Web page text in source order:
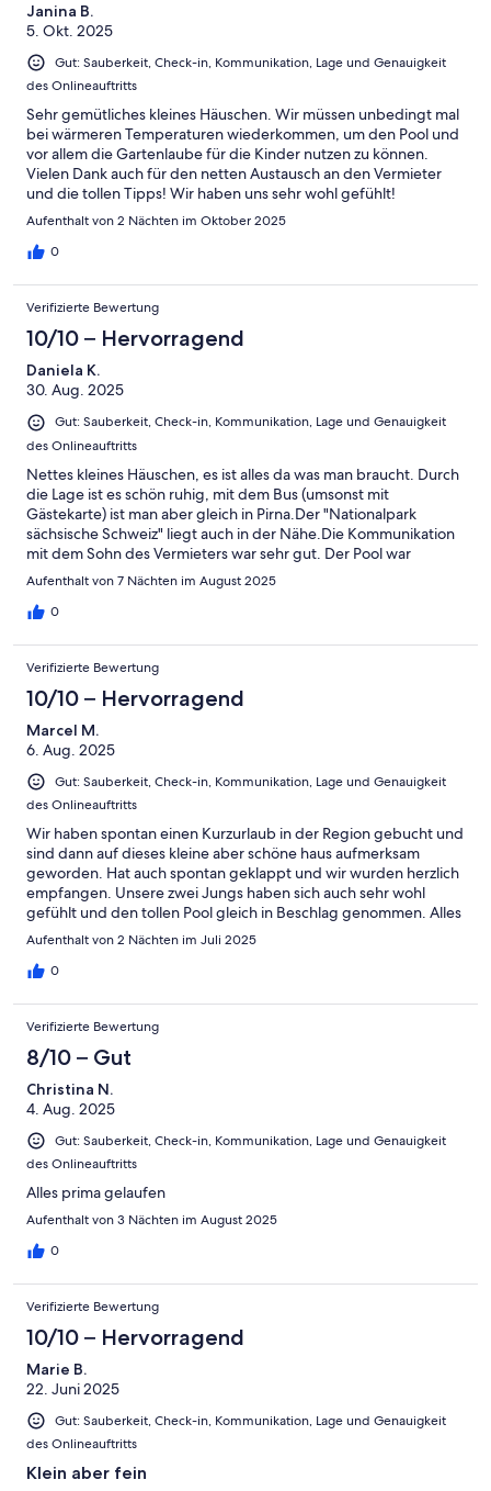
Janina B.
5. Okt. 2025
Gut: Sauberkeit, Check-in, Kommunikation, Lage und Genauigkeit
des Onlineauftritts
Sehr gemütliches kleines Häuschen. Wir müssen unbedingt mal
bei wärmeren Temperaturen wiederkommen, um den Pool und
vor allem die Gartenlaube für die Kinder nutzen zu können.
Vielen Dank auch für den netten Austausch an den Vermieter
und die tollen Tipps! Wir haben uns sehr wohl gefühlt!
Aufenthalt von 2 Nächten im Oktober 2025
0
Verifizierte Bewertung
10/10 – Hervorragend
Daniela K.
30. Aug. 2025
Gut: Sauberkeit, Check-in, Kommunikation, Lage und Genauigkeit
des Onlineauftritts
Nettes kleines Häuschen, es ist alles da was man braucht. Durch
die Lage ist es schön ruhig, mit dem Bus (umsonst mit
Gästekarte) ist man aber gleich in Pirna.Der "Nationalpark
sächsische Schweiz" liegt auch in der Nähe.Die Kommunikation
mit dem Sohn des Vermieters war sehr gut. Der Pool war
erfrischend. Die Möglichkeit zum Grillen haben wir auch
Aufenthalt von 7 Nächten im August 2025
0
Verifizierte Bewertung
10/10 – Hervorragend
Marcel M.
6. Aug. 2025
Gut: Sauberkeit, Check-in, Kommunikation, Lage und Genauigkeit
des Onlineauftritts
Wir haben spontan einen Kurzurlaub in der Region gebucht und
sind dann auf dieses kleine aber schöne haus aufmerksam
geworden. Hat auch spontan geklappt und wir wurden herzlich
empfangen. Unsere zwei Jungs haben sich auch sehr wohl
gefühlt und den tollen Pool gleich in Beschlag genommen. Alles
in allem Top und die Stadt Pirna -hier vor allem der Altstadtkern,
reinpasst, kommen wir gerne wieder.
Aufenthalt von 2 Nächten im Juli 2025
0
Verifizierte Bewertung
8/10 – Gut
Christina N.
4. Aug. 2025
Gut: Sauberkeit, Check-in, Kommunikation, Lage und Genauigkeit
des Onlineauftritts
Alles prima gelaufen
Aufenthalt von 3 Nächten im August 2025
0
Verifizierte Bewertung
10/10 – Hervorragend
Marie B.
22. Juni 2025
Gut: Sauberkeit, Check-in, Kommunikation, Lage und Genauigkeit
des Onlineauftritts
Klein aber fein